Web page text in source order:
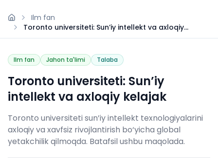
Ilm fan
Toronto universiteti: Sun’iy intellekt va axloqiy
kelajak
Ilm fan Jahon ta'limi Talaba
Toronto universiteti: Sun’iy
intellekt va axloqiy kelajak
Toronto universiteti sun’iy intellekt texnologiyalarini
axloqiy va xavfsiz rivojlantirish bo‘yicha global
yetakchilik qilmoqda. Batafsil ushbu maqolada.